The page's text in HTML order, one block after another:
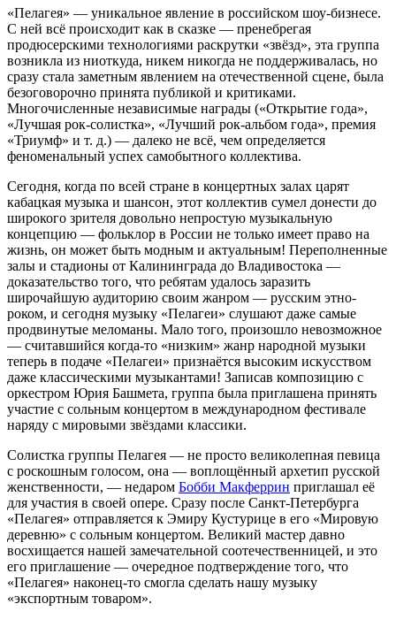
«Пелагея» — уникальное явление в российском шоу-бизнесе.
С ней всё происходит как в сказке — пренебрегая
продюсерскими технологиями раскрутки «звёзд», эта группа
возникла из ниоткуда, никем никогда не поддерживалась, но
сразу стала заметным явлением на отечественной сцене, была
безоговорочно принята публикой и критиками.
Многочисленные независимые награды («Открытие года»,
«Лучшая рок-солистка», «Лучший рок-альбом года», премия
«Триумф» и т. д.) — далеко не всё, чем определяется
феноменальный успех самобытного коллектива.
Сегодня, когда по всей стране в концертных залах царят
кабацкая музыка и шансон, этот коллектив сумел донести до
широкого зрителя довольно непростую музыкальную
концепцию — фольклор в России не только имеет право на
жизнь, он может быть модным и актуальным! Переполненные
залы и стадионы от Калининграда до Владивостока —
доказательство того, что ребятам удалось заразить
широчайшую аудиторию своим жанром — русским этно-
роком, и сегодня музыку «Пелагеи» слушают даже самые
продвинутые меломаны. Мало того, произошло невозможное
— считавшийся когда-то «низким» жанр народной музыки
теперь в подаче «Пелагеи» признаётся высоким искусством
даже классическими музыкантами! Записав композицию с
оркестром Юрия Башмета, группа была приглашена принять
участие с сольным концертом в международном фестивале
наряду с мировыми звёздами классики.
Солистка группы Пелагея — не просто великолепная певица
с роскошным голосом, она — воплощённый архетип русской
женственности, — недаром Бобби Макферрин приглашал её
для участия в своей опере. Сразу после Санкт-Петербурга
«Пелагея» отправляется к Эмиру Кустурице в его «Мировую
деревню» с сольным концертом. Великий мастер давно
восхищается нашей замечательной соотечественницей, и это
его приглашение — очередное подтверждение того, что
«Пелагея» наконец-то смогла сделать нашу музыку
«экспортным товаром».